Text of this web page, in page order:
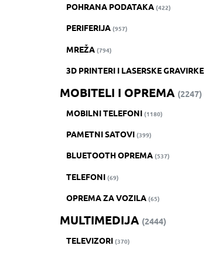
POHRANA PODATAKA (422)
PERIFERIJA (957)
MREŽA (794)
3D PRINTERI I LASERSKE GRAVIRKE
MOBITELI I OPREMA (2247)
MOBILNI TELEFONI (1180)
PAMETNI SATOVI (399)
BLUETOOTH OPREMA (537)
TELEFONI (69)
OPREMA ZA VOZILA (65)
MULTIMEDIJA (2444)
TELEVIZORI (370)